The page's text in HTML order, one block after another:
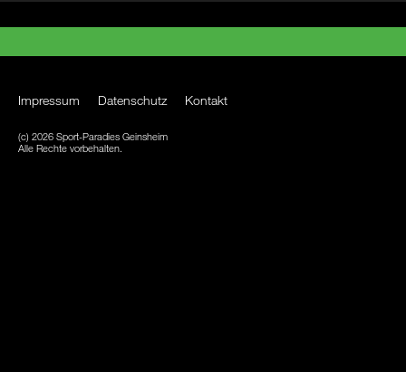
Impressum Datenschutz Kontakt
(c) 2026 Sport-Paradies Geinsheim
Alle Rechte vorbehalten.